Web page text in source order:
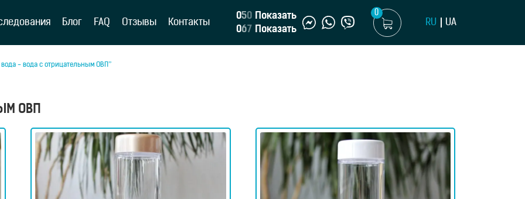
Блог FAQ Отзывы Контакты
050
Показать
067 Показать
0
RU UA
вода - вода с отрицательным ОВП”
ОВП